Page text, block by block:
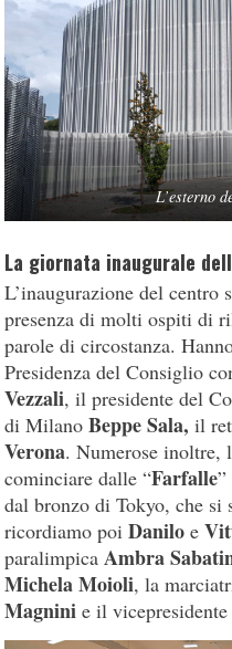
L’esterno
La giornata inaugurale
L’inaugurazione del
presenza di molti ospiti di
parole di circostanza.
Presidenza del Consiglio
Vezzali, il presidente del
di MilanoBeppe Sala, il
Verona. Numerose inoltre,
cominciare dalle “Farfalle
dal bronzo di Tokyo, che si
ricordiamo poiDanilo e
paralimpicaAmbra
Michela Moioli, la
Magnini e il